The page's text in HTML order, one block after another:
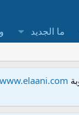
ما الجديد